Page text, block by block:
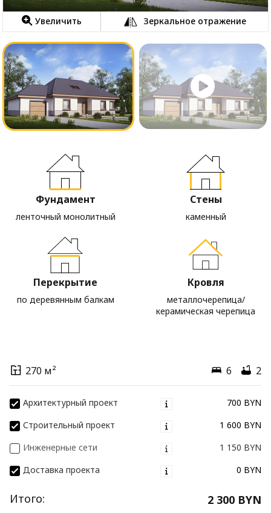
Увеличить Зеркальное отражение
Фундамент
ленточный монолитный
Стены
каменный
Перекрытие
по деревянным балкам
Кровля
металлочерепица/
керамическая черепица
270 м² 6 2
Архитектурный проект
700 BYN
Строительный проект
1 600 BYN
Инженерные сети
1 150 BYN
Доставка проекта
0 BYN
Итого: 2 300 BYN